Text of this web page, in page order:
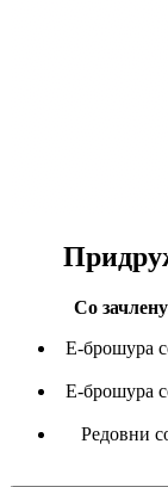
Со
E-брошура
Е-брошура
Редовни